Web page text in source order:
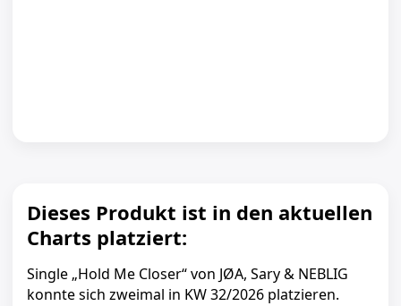
Dieses Produkt ist in den aktuellen
Charts platziert:
Single „Hold Me Closer“ von JØA, Sary & NEBLIG
konnte sich zweimal in KW 32/2026 platzieren.